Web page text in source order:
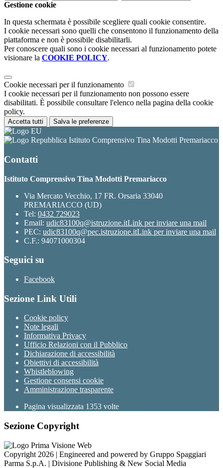
Gestione cookie
In questa schermata è possibile scegliere quali cookie consentire.
I cookie necessari sono quelli che consentono il funzionamento della
piattaforma e non è possibile disabilitarli.
Per conoscere quali sono i cookie necessari al funzionamento potete
visionare la COOKIE POLICY.
Cookie necessari per il funzionamento
I cookie necessari per il funzionamento non possono essere
disabilitati. È possibile consultare l'elenco nella pagina della cookie
policy.
Accetta tutti Salva le preferenze
Istituto Comprensivo Tina Modotti Premariacco
Contatti
Istituto Comprensivo Tina Modotti Premariacco
Via Mercato Vecchio, 17 FR. Orsaria 33040
PREMARIACCO (UD)
Tel: 0432 729023
Email: udic83100q@istruzione.itLink per inviare una mail
PEC: udic83100q@pec.istruzione.itLink per inviare una mail
C.F.: 94071000304
Seguici su
Facebook
Sezione Link Utili
Cookie policy
Note legali
Informativa Privacy
Ufficio Relazioni con il Pubblico
Dichiarazione di accessibilità
Obiettivi di accessibilità
Whistleblowing
Gestione consensi cookie
Amministrazione trasparente
Pagina visualizzata 1353 volte
Sezione Copyright
Copyright 2026 | Engineered and powered by Gruppo Spaggiari
Parma S.p.A. | Divisione Publishing & New Social Media